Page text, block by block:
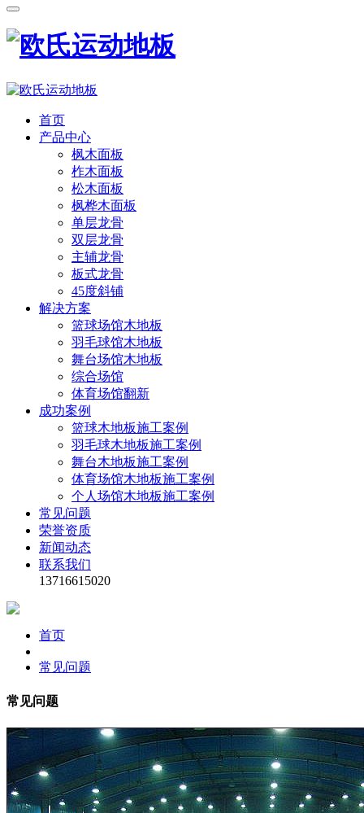
首页
产品中心
枫木面板
柞木面板
松木面板
枫桦木面板
单层龙骨
双层龙骨
主辅龙骨
板式龙骨
45度斜铺
解决方案
篮球场馆木地板
羽毛球馆木地板
舞台场馆木地板
综合场馆
体育场馆翻新
成功案例
篮球木地板施工案例
羽毛球木地板施工案例
舞台木地板施工案例
体育场馆木地板施工案例
个人场馆木地板施工案例
常见问题
荣誉资质
新闻动态
联系我们
13716615020
首页
常见问题
常见问题